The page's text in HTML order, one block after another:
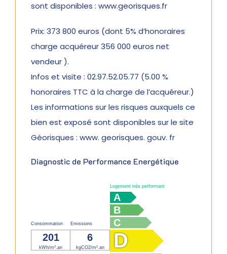
sont disponibles : www.georisques.fr
Prix: 373 800 euros (dont 5% d’honoraires
charge acquéreur 356 000 euros net
vendeur ).
Infos et visite : 02.97.52.05.77 (5.00 %
honoraires TTC à la charge de l’acquéreur.)
Les informations sur les risques auxquels ce
bien est exposé sont disponibles sur le site
Géorisques : www. georisques. gouv. fr
Diagnostic de Performance Energétique
Consommation
201
kWh/m².an
Emissions
6
kgCO2/m².an
Logement très performant
A
B
C
D